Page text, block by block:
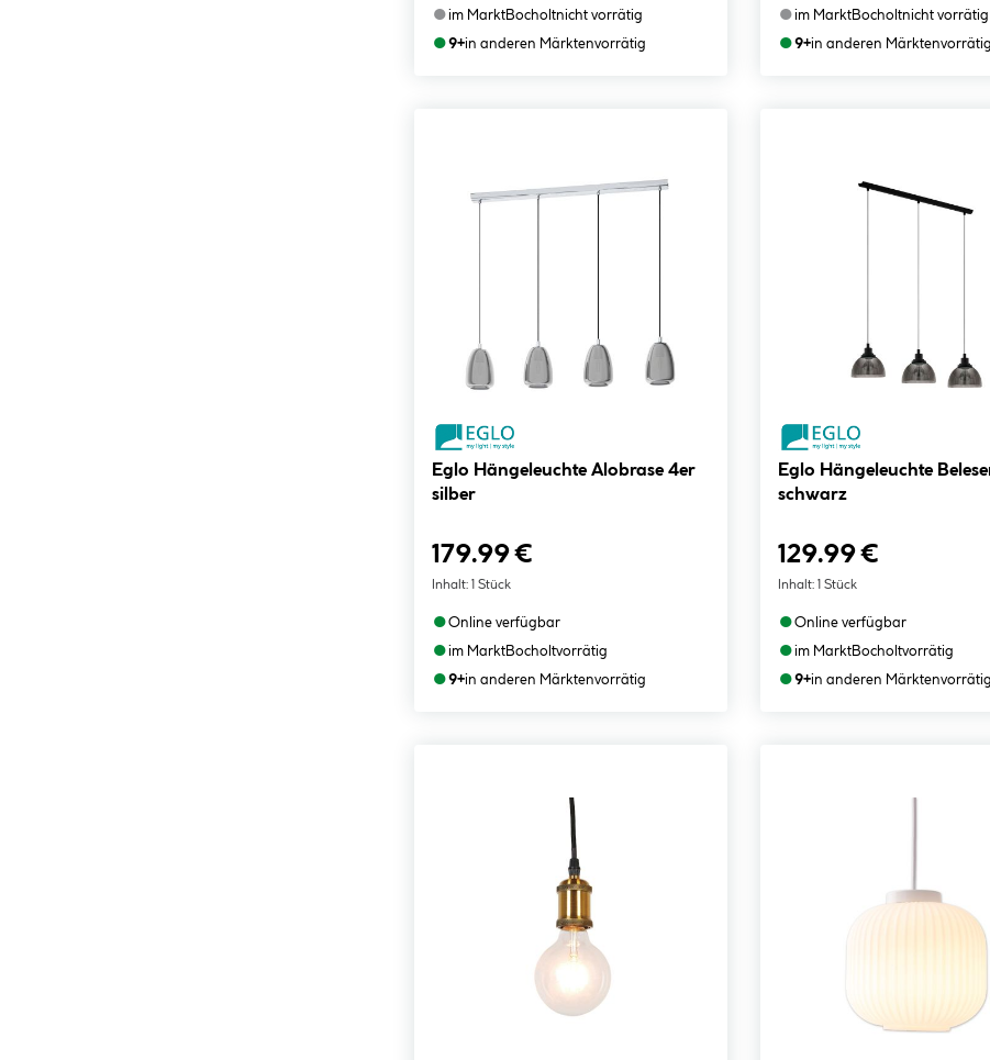
●im MarktBocholtnicht vorrätig
●9+in anderen Märktenvorrätig
●im MarktBocholtnicht vorrätig
●9+in anderen Märktenvorrätig
Eglo Hängeleuchte Alobrase 4er
silber
179.99 €
Inhalt: 1 Stück
●Online verfügbar
●im MarktBocholtvorrätig
●9+in anderen Märktenvorrätig
Eglo Hängeleuchte
schwarz
129.99 €
Inhalt: 1 Stück
●Online verfügbar
●im MarktBocholtvorrätig
●9+in anderen Märktenvorrätig